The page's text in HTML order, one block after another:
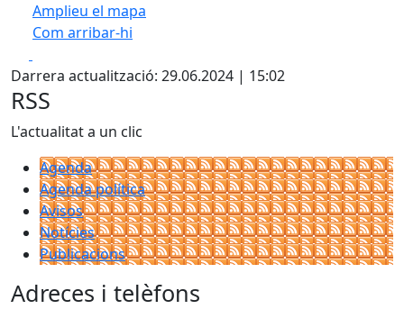
Amplieu el mapa
Com arribar-hi
+
−
Darrera actualització: 29.06.2024 | 15:02
RSS
L'actualitat a un clic
Agenda
Agenda política
Avisos
Notícies
Publicacions
Adreces i telèfons